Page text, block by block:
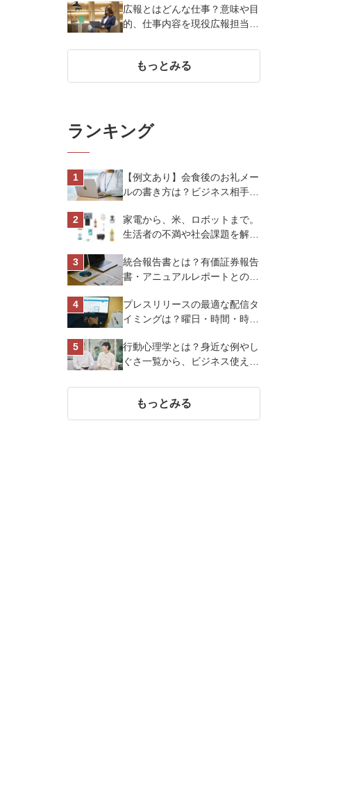
広報とはどんな仕事？意味や目
的、仕事内容を現役広報担当者
もっとみる
ランキング
【例文あり】会食後のお礼メー
ルの書き方は？ビジネス相手に
トを解説
家電から、米、ロボットまで。
生活者の不満や社会課題を解決
スオーヤマ株式会社
統合報告書とは？有価証券報告
書・アニュアルレポートとの違
プレスリリースの最適な配信タ
イミングは？曜日・時間・時期
化させよう
行動心理学とは？身近な例やし
ぐさ一覧から、ビジネス使える
もっとみる